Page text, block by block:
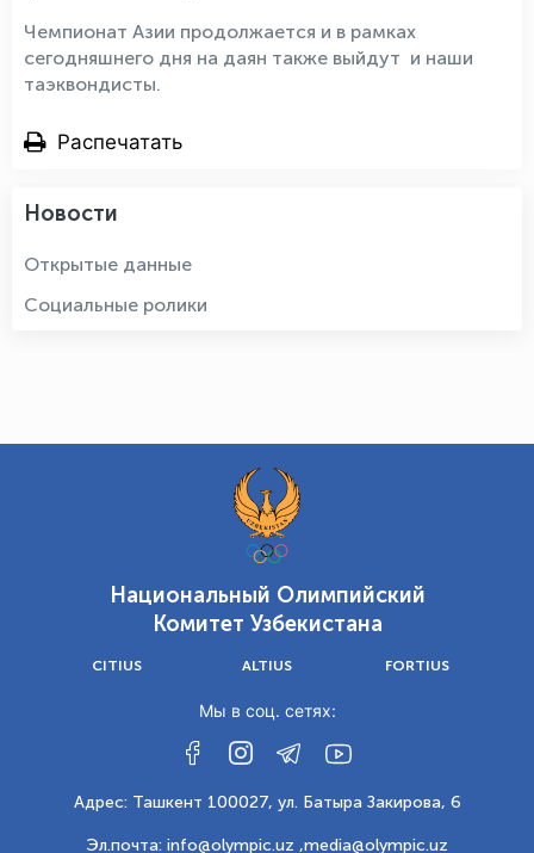
Чемпионат Азии продолжается и в рамках
сегодняшнего дня на даян также выйдут и наши
таэквондисты.
Распечатать
Новости
Открытые данные
Социальные ролики
Национальный Олимпийский
Комитет Узбекистана
CITIUS ALTIUS FORTIUS
Мы в соц. сетях:
Адрес: Ташкент 100027, ул. Батыра Закирова, 6
Эл.почта: info@olympic.uz ,media@olympic.uz